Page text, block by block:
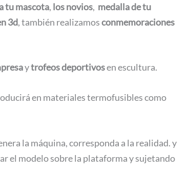
tu mascota, los novios, medalla de tu
3d, también realizamosconmemoraciones
ytrofeos deportivosen escultura.
en materiales termofusibles como
la máquina, corresponda a la realidad. y
el modelo sobre la plataforma y sujetando